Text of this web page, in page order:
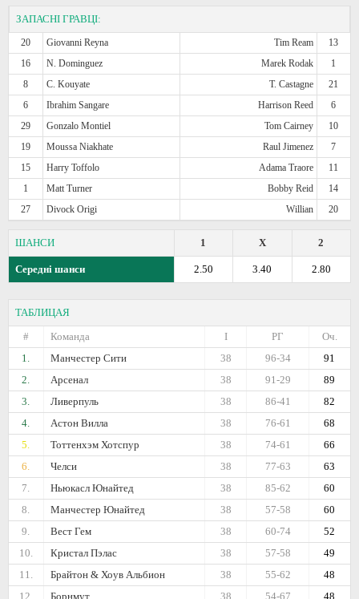
ЗАПАСНІ ГРАВЦІ:
20 Giovanni Reyna Tim Ream
13
16
N. Dominguez Marek Rodak
1
8
C. Kouyate T. Castagne
21
6
Ibrahim Sangare Harrison Reed
6
29
Gonzalo Montiel Tom Cairney
10
19
Moussa Niakhate Raul Jimenez
7
15
Harry Toffolo Adama Traore
11
1
Matt Turner Bobby Reid
14
27
Divock Origi Willian 20
ШАНСИ 2
X
1
Середні шанси 2.80
3.40
2.50
ТАБЛИЦАЯ
#
Команда Оч.
РГ
I
1.
Манчестер Сити 91
96-34
38
2.
Арсенал 89
91-29
38
3.
Ливерпуль 82
86-41
38
4.
Астон Вилла 68
76-61
38
5.
Тоттенхэм Хотспур 66
74-61
38
6.
Челси 63
77-63
38
7.
Ньюкасл Юнайтед 60
85-62
38
8.
Манчестер Юнайтед 60
57-58
38
9.
Вест Гем 52
60-74
38
10.
Кристал Пэлас 49
57-58
38
11.
Брайтон & Хоув Альбион 48
55-62
38
12.
Борнмут 48
54-67
38